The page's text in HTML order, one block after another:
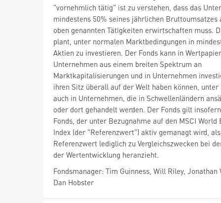
"vornehmlich tätig" ist zu verstehen, dass das
mindestens 50% seines jährlichen Bruttoumsatzes
oben genannten Tätigkeiten erwirtschaften muss.
plant, unter normalen Marktbedingungen in
Aktien zu investieren. Der Fonds kann in
Unternehmen aus einem breiten Spektrum an
Marktkapitalisierungen und in Unternehmen
ihren Sitz überall auf der Welt haben können, unter
auch in Unternehmen, die in Schwellenländern
oder dort gehandelt werden. Der Fonds gilt
Fonds, der unter Bezugnahme auf den MSCI World
Index (der "Referenzwert") aktiv gemanagt wird,
Referenzwert lediglich zu Vergleichszwecken bei
der Wertentwicklung heranzieht.
Fondsmanager: Tim Guinness, Will Riley, Jonathan
Dan Hobster